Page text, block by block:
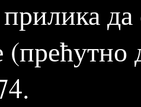
прилика